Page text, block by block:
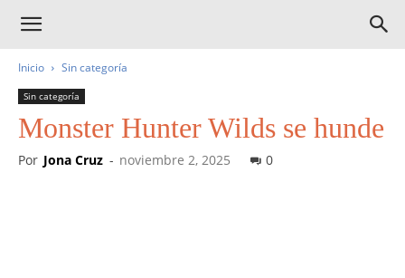
Inicio Sin categoría
Sin categoría
Monster Hunter Wilds se hunde
Por Jona Cruz - noviembre 2, 2025 0